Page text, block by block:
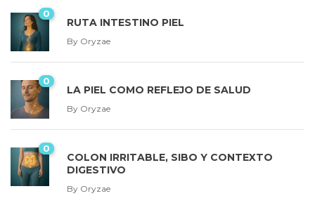
0
RUTA INTESTINO PIEL
By Oryzae
0
LA PIEL COMO REFLEJO DE SALUD
By Oryzae
0
COLON IRRITABLE, SIBO Y CONTEXTO
DIGESTIVO
By Oryzae